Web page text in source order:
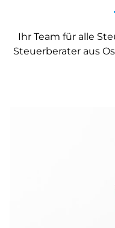
Ihr Team für alle
Steuerberater aus